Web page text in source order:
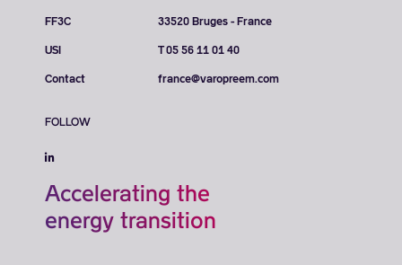
FF3C
USI
Contact
33520 Bruges - France
T 05 56 11 01 40
france@varopreem.com
FOLLOW
Accelerating the
energy transition